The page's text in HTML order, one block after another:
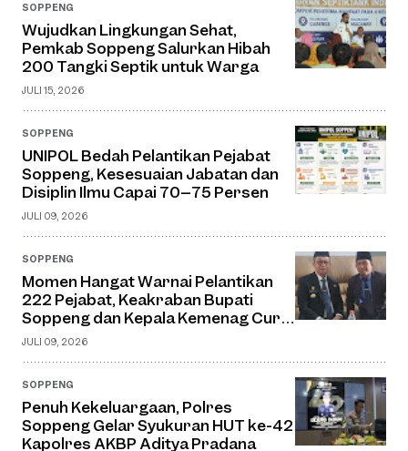
SOPPENG
Wujudkan Lingkungan Sehat,
Pemkab Soppeng Salurkan Hibah
200 Tangki Septik untuk Warga
JULI 15, 2026
SOPPENG
UNIPOL Bedah Pelantikan Pejabat
Soppeng, Kesesuaian Jabatan dan
Disiplin Ilmu Capai 70–75 Persen
JULI 09, 2026
SOPPENG
Momen Hangat Warnai Pelantikan
222 Pejabat, Keakraban Bupati
Soppeng dan Kepala Kemenag Curi
Perhatian
JULI 09, 2026
SOPPENG
Penuh Kekeluargaan, Polres
Soppeng Gelar Syukuran HUT ke-42
Kapolres AKBP Aditya Pradana